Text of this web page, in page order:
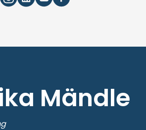
Mändle